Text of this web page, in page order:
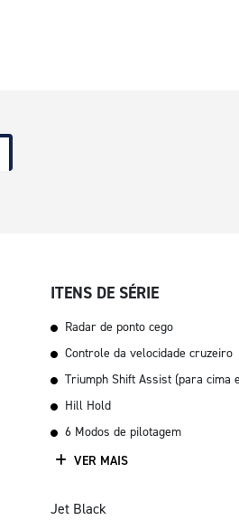
ITENS DE SÉRIE
Radar de ponto cego
Controle da velocidade cruzeiro
Triumph Shift Assist (para cima
Hill Hold
6 Modos de pilotagem
VER MAIS
Jet Black